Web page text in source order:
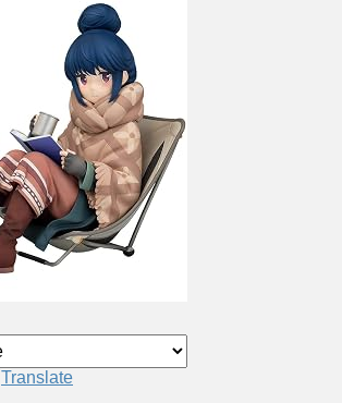
Translate